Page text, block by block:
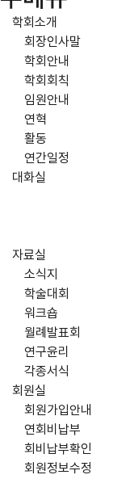
학회소개
회장인사말
학회안내
학회회칙
임원안내
연혁
활동
연간일정
대화실
자료실
소식지
학술대회
워크숍
월례발표회
연구윤리
각종서식
회원실
회원가입안내
연회비납부
회비납부확인
회원정보수정